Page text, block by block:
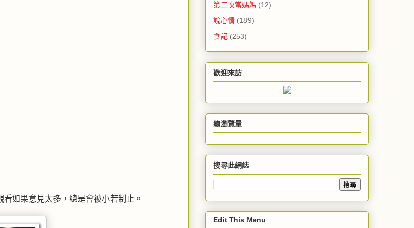
如果意見太多，總是會被小若制止。
第二次當媽媽 (12)
說心情 (189)
食記 (253)
歡迎來訪
總瀏覽量
搜尋此網誌
Edit This Menu